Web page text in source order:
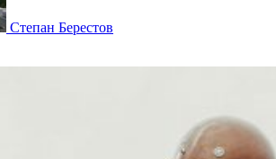
Степан Берестов